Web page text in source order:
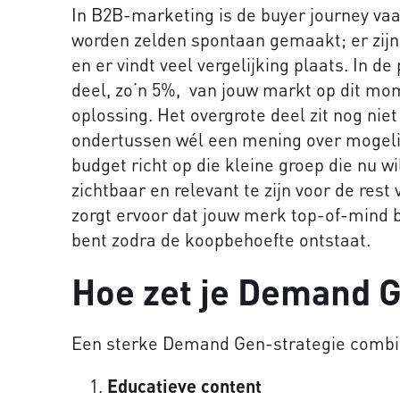
In B2B-marketing is de buyer journey
worden zelden spontaan gemaakt; er
en er vindt veel vergelijking plaats. In
deel, zo’n 5%, van jouw markt op dit
oplossing. Het overgrote deel zit nog
ondertussen wél een mening over
budget richt op die kleine groep die nu
zichtbaar en relevant te zijn voor de
zorgt ervoor dat jouw merk top-of-mind
bent zodra de koopbehoefte ontstaat.
Hoe zet je Demand
Een sterke Demand Gen-strategie
Educatieve content